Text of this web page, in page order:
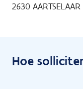
2630 AARTSELAAR
Hoe